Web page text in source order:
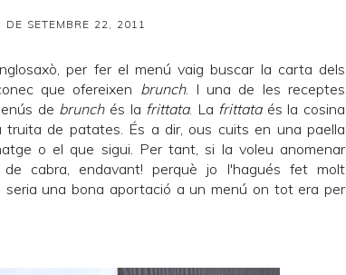
DE SETEMBRE 22, 2011
per fer el menú vaig buscar la carta dels
que ofereixen brunch. I una de les receptes
de brunchés la frittata. La frittataés la cosina
truita de patates. És a dir, ous cuits en una paella
o el que sigui. Per tant, si la voleu anomenar
cabra, endavant! perquè jo l'hagués fet molt
seria una bona aportació a un menú on tot era per